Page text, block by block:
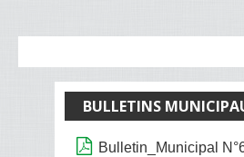
BULLETINS
Bulletin_Municipal